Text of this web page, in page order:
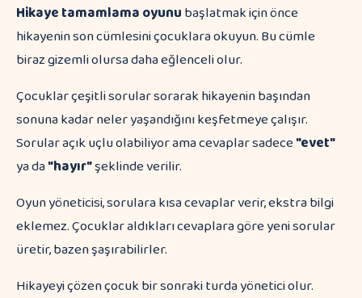
Hikaye tamamlama oyunubaşlatmak için önce
hikayenin son cümlesini çocuklara okuyun. Bu cümle
biraz gizemli olursa daha eğlenceli olur.
Çocuklar çeşitli sorular sorarak hikayenin başından
sonuna kadar neler yaşandığını keşfetmeye çalışır.
Sorular açık uçlu olabiliyor ama cevaplar sadece"evet"
ya da"hayır"şeklinde verilir.
Oyun yöneticisi, sorulara kısa cevaplar verir, ekstra bilgi
eklemez. Çocuklar aldıkları cevaplara göre yeni sorular
üretir, bazen şaşırabilirler.
Hikayeyi çözen çocuk bir sonraki turda yönetici olur.